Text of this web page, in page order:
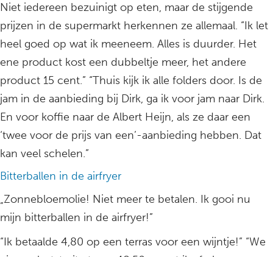
Niet iedereen bezuinigt op eten, maar de stijgende
prijzen in de supermarkt herkennen ze allemaal. “Ik let
heel goed op wat ik meeneem. Alles is duurder. Het
ene product kost een dubbeltje meer, het andere
product 15 cent.” “Thuis kijk ik alle folders door. Is de
jam in de aanbieding bij Dirk, ga ik voor jam naar Dirk.
En voor koffie naar de Albert Heijn, als ze daar een
‘twee voor de prijs van een’-aanbieding hebben. Dat
kan veel schelen.”
Bitterballen in de airfryer
„Zonnebloemolie! Niet meer te betalen. Ik gooi nu
mijn bitterballen in de airfryer!”
“Ik betaalde 4,80 op een terras voor een wijntje!” “We